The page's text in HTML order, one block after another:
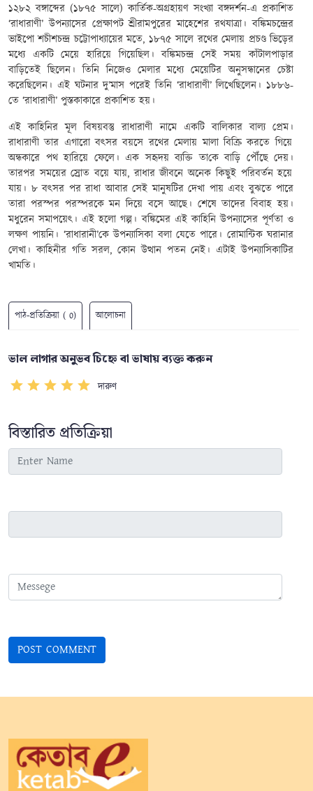
১২৮২ বঙ্গাব্দের (১৮৭৫ সালে) কার্তিক-অগ্রহায়ণ সংখ্যা বঙ্গদর্শন-এ প্রকাশিত
‘রাধারাণী’ উপন্যাসের প্রেক্ষাপট শ্রীরামপুরের মাহেশের রথযাত্রা। বঙ্কিমচন্দ্রের
ভাইপো শচীশচন্দ্র চট্টোপাধ্যায়ের মতে, ১৮৭৫ সালে রথের মেলায় প্রচণ্ড ভিড়ের
মধ্যে একটি মেয়ে হারিয়ে গিয়েছিল। বঙ্কিমচন্দ্র সেই সময় কাঁটালপাড়ার
বাড়িতেই ছিলেন। তিনি নিজেও মেলার মধ্যে মেয়েটির অনুসন্ধানের চেষ্টা
করেছিলেন। এই ঘটনার দু’মাস পরেই তিনি ‘রাধারাণী’ লিখেছিলেন। ১৮৮৬-
তে ‘রাধারাণী’ পুস্তকাকারে প্রকাশিত হয়।
এইকাহিনির মূল বিষয়বস্তুরাধারাণী নামে একটি বালিকার বাল্য প্রেম।
রাধারাণী তার এগারো বৎসর বয়সে রথের মেলায় মালা বিক্রি করতে গিয়ে
অন্ধকারে পথ হারিয়ে ফেলে। এক সহৃদয় ব্যক্তি তাকেবাড়ি পৌঁছে দেয়।
তারপর সময়ের স্রোত বয়ে যায়,রাধার জীবনে অনেক কিছুই পরিবর্তন হয়ে
যায়। ৮ বৎসর পররাধা আবার সেই মানুষটির দেখা পায় এবং বুঝতে পারে
তারা পরস্পর পরস্পরকে মন দিয়ে বসে আছে। শেষে তাদের বিবাহ হয়।
মধুরেন সমাপয়েৎ। এই হলো গল্প। বঙ্কিমের এই কাহিনিউপন্যাসের পূর্ণতা ও
লক্ষণ পায়নি। ‘রাধারানী’কেউপন্যাসিকা বলা যেতে পারে। রোমান্টিক ঘরানার
লেখা। কাহিনীর গতি সরল,কোন উত্থান পতন নেই। এটাই উপন্যাসিকাটির
খামতি।
পাঠ-প্রতিক্রিয়া ( 0) আলোচনা
ভাল লাগার অনুভব চিহ্নে বা ভাষায় ব্যক্ত করুন
দারুণ
বিস্তারিত প্রতিক্রিয়া